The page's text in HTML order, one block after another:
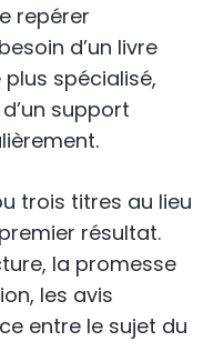
repérer
d’un livre
spécialisé,
support
trois titres au lieu
résultat.
la promesse
les avis
entre le sujet du